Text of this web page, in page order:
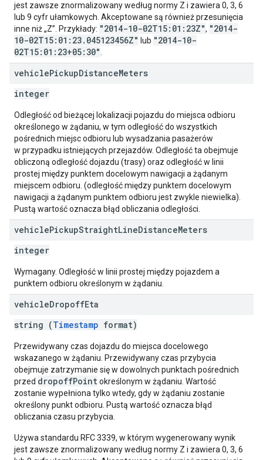
jest zawsze znormalizowany według normy Z i zawiera 0, 3, 6
lub 9 cyfr ułamkowych. Akceptowane są również przesunięcia
inne niż „Z”. Przykłady: "2014-10-02T15:01:23Z", "2014-
10-02T15:01:23.045123456Z" lub "2014-10-
02T15:01:23+05:30"
vehiclePickupDistanceMeters
integer
Odległość od bieżącej lokalizacji pojazdu do miejsca odbioru
określonego w żądaniu, w tym odległość do wszystkich
pośrednich miejsc odbioru lub wysadzania pasażerów
w przypadku istniejących przejazdów. Odległość ta obejmuje
obliczoną odległość dojazdu (trasy) oraz odległość w linii
prostej między punktem docelowym nawigacji a żądanym
miejscem odbioru. (odległość między punktem docelowym
nawigacji a żądanym punktem odbioru jest zwykle niewielka).
Pustą wartość oznacza błąd obliczania odległości.
vehiclePickupStraightLineDistanceMeters
integer
Wymagany. Odległość w linii prostej między pojazdem a
punktem odbioru określonym w żądaniu.
vehicleDropoffEta
string (Timestamp format)
Przewidywany czas dojazdu do miejsca docelowego
wskazanego w żądaniu. Przewidywany czas przybycia
obejmuje zatrzymanie się w dowolnych punktach pośrednich
przed dropoffPointokreślonym w żądaniu. Wartość
zostanie wypełniona tylko wtedy, gdy w żądaniu zostanie
określony punkt odbioru. Pustą wartość oznacza błąd
obliczania czasu przybycia.
Używa standardu RFC 3339, w którym wygenerowany wynik
jest zawsze znormalizowany według normy Z i zawiera 0, 3, 6